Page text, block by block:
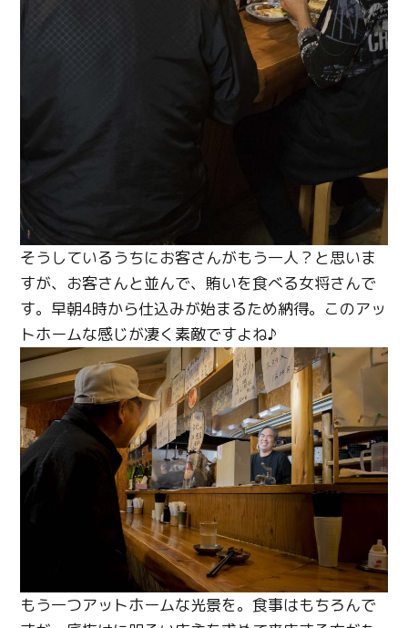
そうしているうちにお客さんがもう一人？と思いま
すが、お客さんと並んで、賄いを食べる女将さんで
す。早朝4時から仕込みが始まるため納得。このアッ
トホームな感じが凄く素敵ですよね♪
もう一つアットホームな光景を。食事はもちろんで